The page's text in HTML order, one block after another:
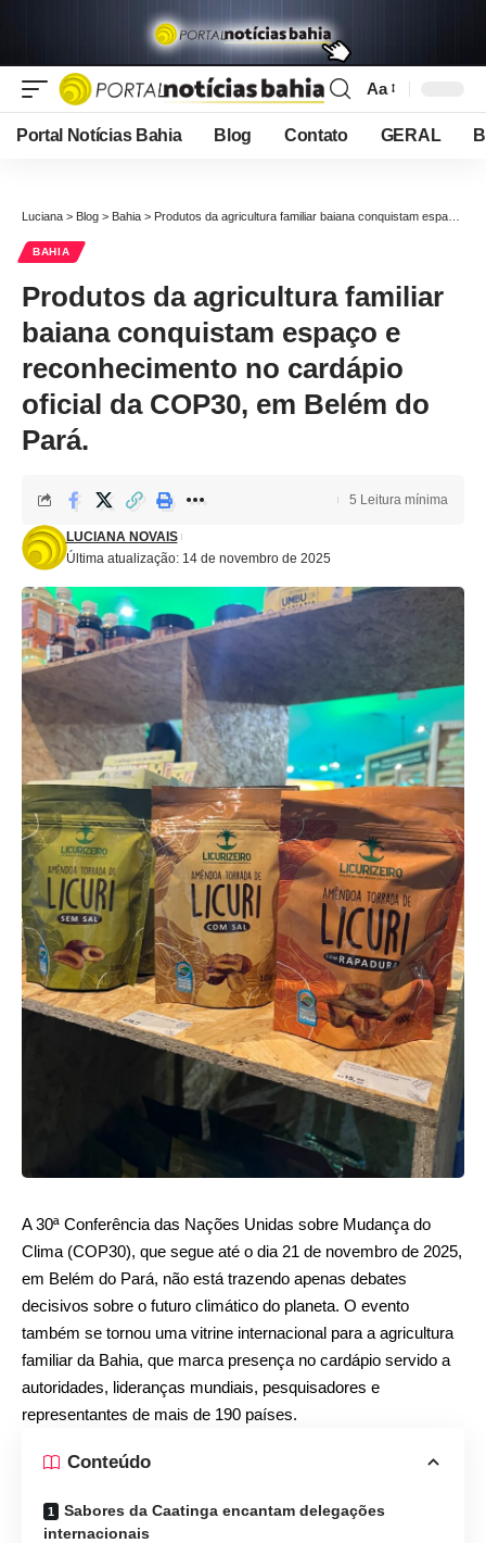
Font
Resizer
Aa
Portal Notícias Bahia Blog Contato GERAL
Luciana > Blog > Bahia > Produtos da agricultura familiar baiana conquistam espaço e reconhecimento no cardápio oficial da COP30, em Belém do Pará.
BAHIA
Produtos da agricultura familiar
baiana conquistam espaço e
reconhecimento no cardápio
oficial da COP30, em Belém do
Pará.
Última atualização: 14 de novembro de 2025
LUCIANA NOVAIS
5 Leitura mínima
A 30ª Conferência das Nações Unidas sobre Mudança do
Clima (COP30), que segue até o dia 21 de novembro de 2025,
em Belém do Pará, não está trazendo apenas debates
decisivos sobre o futuro climático do planeta. O evento
também se tornou uma vitrine internacional para a agricultura
familiar da Bahia, que marca presença no cardápio servido a
autoridades, lideranças mundiais, pesquisadores e
representantes de mais de 190 países.
Conteúdo
Sabores da Caatinga encantam delegações
internacionais